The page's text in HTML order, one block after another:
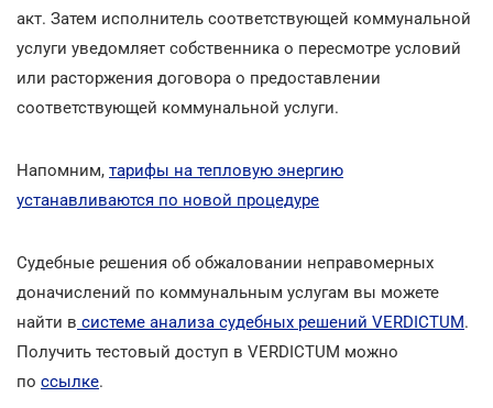
акт. Затем исполнитель соответствующей коммунальной
услуги уведомляет собственника о пересмотре условий
или расторжения договора о предоставлении
соответствующей коммунальной услуги.
Напомним, тарифы на тепловую энергию
устанавливаются по новой процедуре
Судебные решения об обжаловании неправомерных
доначислений по коммунальным услугам вы можете
найти в системе анализа судебных решений VERDICTUM.
Получить тестовый доступ в VERDICTUM можно
по ссылке.